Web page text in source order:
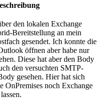
den lokalen Exchange
Bereitstellung an mein
gesendet. Ich konnte die
öffnen aber habe nur
Diese hat aber den Body
den versuchten SMTP-
gesehen. Hier hat sich
OnPremises noch Exchange